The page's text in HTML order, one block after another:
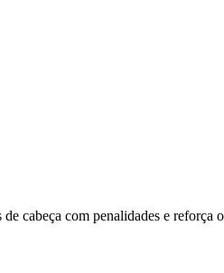
cabeça com penalidades e reforça